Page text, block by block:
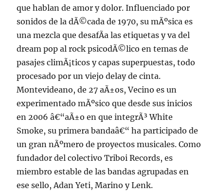
que hablan de amor y dolor. Influenciado por
sonidos de la dÃ©cada de 1970, su mÃºsica es
una mezcla que desafÃ­a las etiquetas y va del
dream pop al rock psicodÃ©lico en temas de
pasajes climÃ¡ticos y capas superpuestas, todo
procesado por un viejo delay de cinta.
Montevideano, de 27 aÃ±os, Vecino es un
experimentado mÃºsico que desde sus inicios
en 2006 â€“aÃ±o en que integrÃ³ White
Smoke, su primera bandaâ€“ ha participado de
un gran nÃºmero de proyectos musicales. Como
fundador del colectivo Triboi Records, es
miembro estable de las bandas agrupadas en
ese sello, Adan Yeti, Marino y Lenk.